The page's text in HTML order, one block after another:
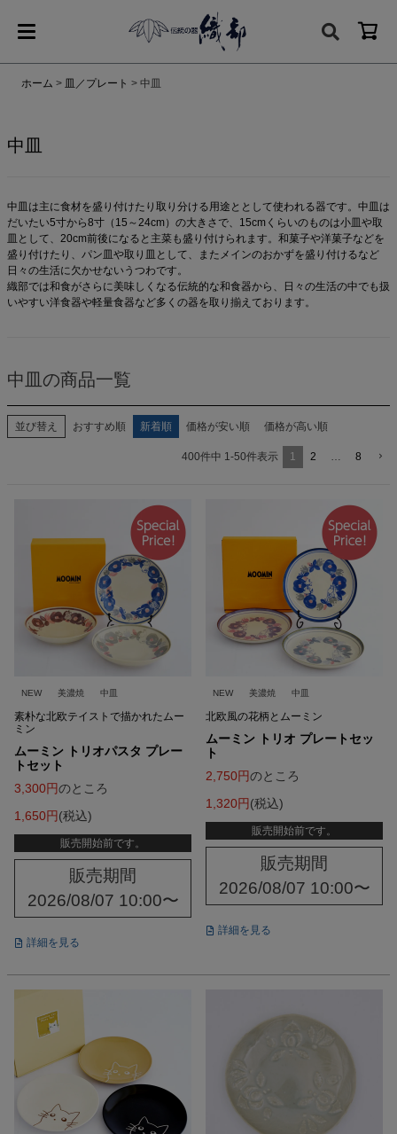
ホーム 皿／プレート 中皿
中皿
中皿は主に食材を盛り付けたり取り分ける用途ととして使われる器です。中皿は
だいたい5寸から8寸（15～24cm）の大きさで、15cmくらいのものは小皿や取
皿として、20cm前後になると主菜も盛り付けられます。和菓子や洋菓子などを
盛り付けたり、パン皿や取り皿として、またメインのおかずを盛り付けるなど
日々の生活に欠かせないうつわです。
織部では和食がさらに美味しくなる伝統的な和食器から、日々の生活の中でも扱
いやすい洋食器や軽量食器など多くの器を取り揃えております。
中皿の商品一覧
並び替え おすすめ順 新着順 価格が安い順 価格が高い順
400件中 1-50件表示 1 2 8
NEW 美濃焼 中皿
素朴な北欧テイストで描かれたムー
ミン
ムーミン トリオパスタ プレー
トセット
3,300
のところ
1,650
税込
販売開始前です。
販売期間
2026/08/07 10:00〜
詳細を見る
NEW 美濃焼 中皿
北欧風の花柄とムーミン
ムーミン トリオ プレートセッ
ト
2,750
のところ
1,320
税込
販売開始前です。
販売期間
2026/08/07 10:00〜
詳細を見る